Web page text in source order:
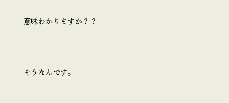
意味わかりますか？？
そうなんです。